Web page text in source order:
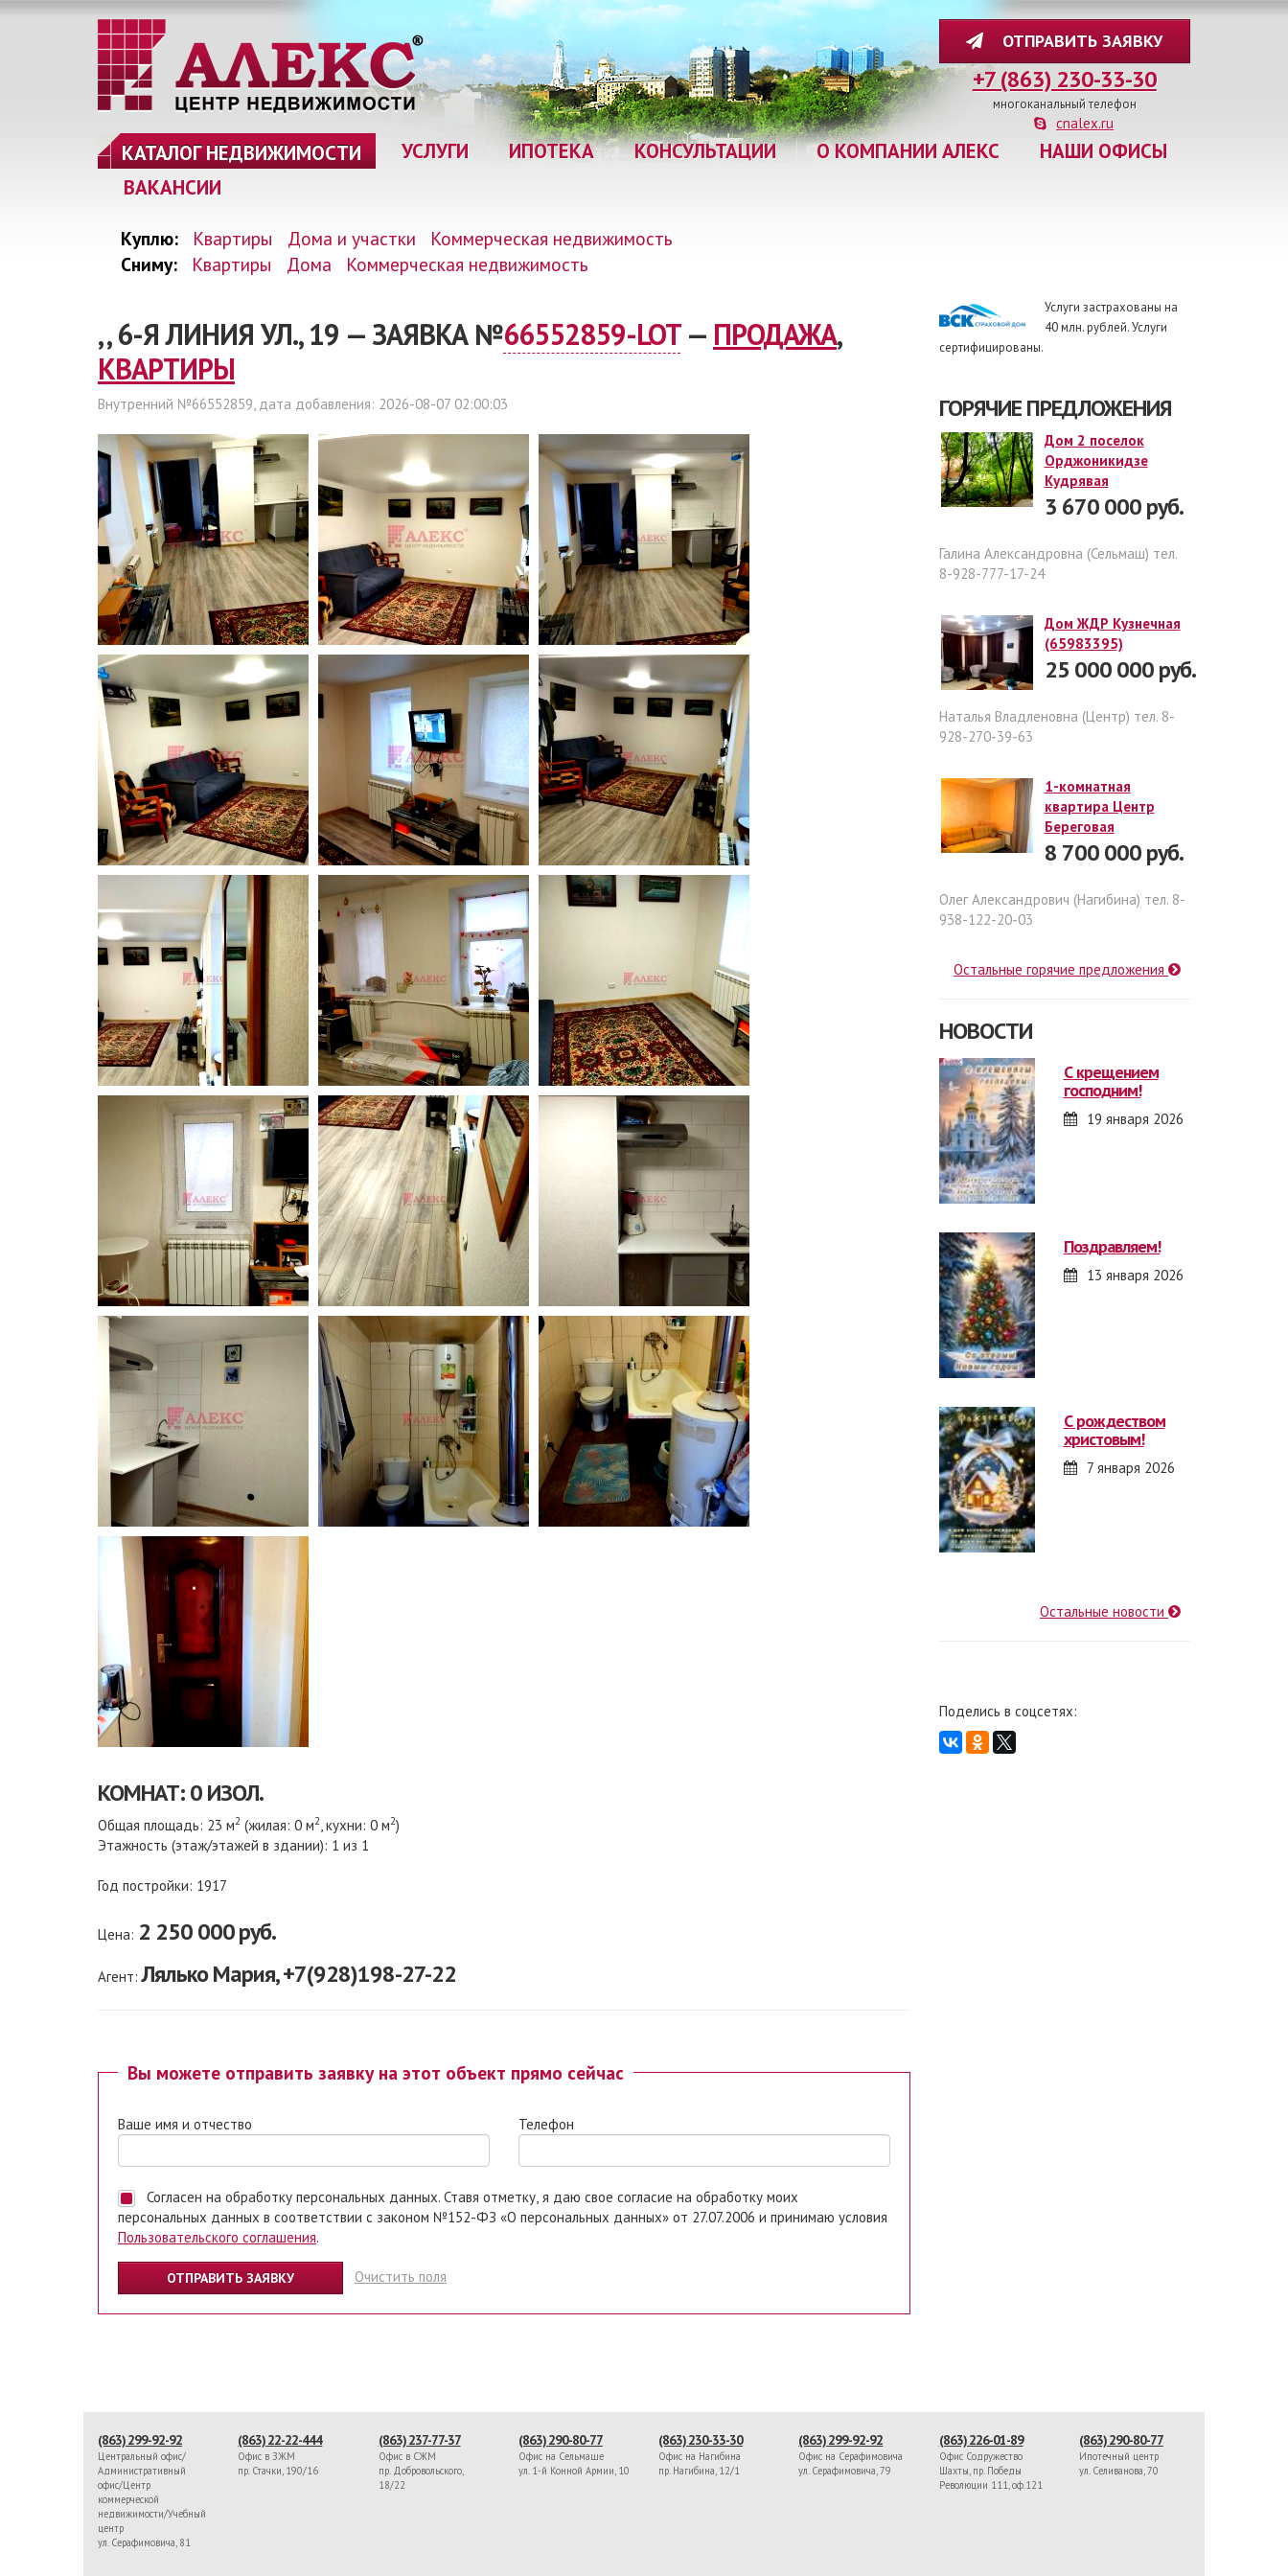
ОТПРАВИТЬ ЗАЯВКУ
+7 (863) 230-33-30
многоканальный телефон
cnalex.ru
КАТАЛОГ НЕДВИЖИМОСТИ УСЛУГИ ИПОТЕКА КОНСУЛЬТАЦИИ О КОМПАНИИ АЛЕКС
НАШИ ОФИСЫ
ВАКАНСИИ
Куплю: Квартиры Дома и участки
Коммерческая недвижимость
Сниму:
Квартиры Дома Коммерческая недвижимость
, , 6-Я ЛИНИЯ УЛ., 19 — ЗАЯВКА №66552859-LOT— ПРОДАЖА,
КВАРТИРЫ
Внутренний №66552859, дата добавления: 2026-08-07 02:00:03
КОМНАТ: 0 ИЗОЛ.
Общая площадь: 23 м2 (жилая: 0 м2, кухни: 0 м2)
Этажность (этаж/этажей в здании): 1 из 1
Год постройки: 1917
Цена: 2 250 000руб.
Агент:Лялько Мария, +7(928)198-27-22
Вы можете отправить заявку на этот объект прямо сейчас
Ваше имя и отчество Телефон
Согласен на обработку персональных данных. Ставя отметку, я даю свое согласие на обработку моих
персональных данных в соответствии с законом №152-ФЗ «О персональных данных» от 27.07.2006 и принимаю условия
Пользовательского соглашения.
Очистить поля
Услуги застрахованы на
40 млн. рублей. Услуги
сертифицированы.
ГОРЯЧИЕ ПРЕДЛОЖЕНИЯ
Дом 2 поселок
Орджоникидзе
Кудрявая
3 670 000 руб.
Галина Александровна (Сельмаш) тел.
8-928-777-17-24
Дом ЖДР Кузнечная
(65983395)
25 000 000 руб.
Наталья Владленовна (Центр) тел. 8-
928-270-39-63
1-комнатная
квартира Центр
Береговая
8 700 000 руб.
Олег Александрович (Нагибина) тел. 8-
938-122-20-03
Остальные горячие предложения
НОВОСТИ
с крещением
господним!
19 января 2026
поздравляем!
13 января 2026
с рождеством
христовым!
7 января 2026
Остальные новости
Поделись в соцсетях:
(863) 299-92-92
Центральный офис/
Административный
офис/Центр
коммерческой
недвижимости/Учебный
центр
ул. Серафимовича, 81
(863) 22-22-444
Офис в ЗЖМ
пр. Стачки, 190/16
(863) 237-77-37
Офис в СЖМ
пр. Добровольского,
18/22
(863) 290-80-77
Офис на Сельмаше
ул. 1-й Конной Армии, 10
(863) 230-33-30
Офис на Нагибина
пр. Нагибина, 12/1
(863) 299-92-92
Офис на Серафимовича
ул. Серафимовича, 79
(863) 226-01-89
Офис Содружество
Шахты, пр. Победы
Революции 111, оф.121
(863) 290-80-77
Ипотечный центр
ул. Селиванова, 70